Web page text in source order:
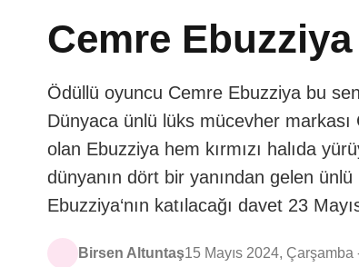
Cemre
Ödüllü oyuncu Cemre Ebuzziya bu
Dünyaca ünlü lüks mücevher markası
olan Ebuzziya hem kırmızı halıda
dünyanın dört bir yanından gelen
Ebuzziya‘nın katılacağı davet 23
Birsen Altuntaş15 Mayıs 2024, Çarşamba